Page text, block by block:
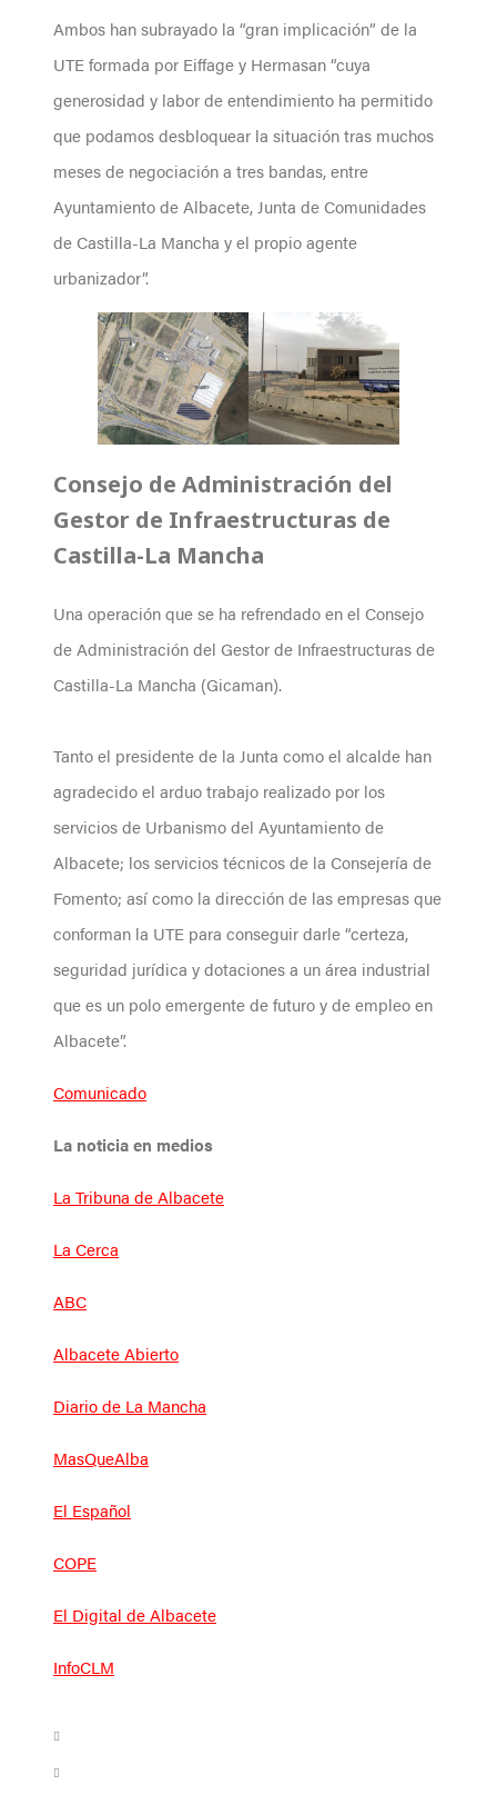
Ambos han subrayado la “gran implicación” de la
UTE formada por Eiffage y Hermasan “cuya
generosidad y labor de entendimiento ha permitido
que podamos desbloquear la situación tras muchos
meses de negociación a tres bandas, entre
Ayuntamiento de Albacete, Junta de Comunidades
de Castilla-La Mancha y el propio agente
urbanizador”.
Consejo de Administración del
Gestor de Infraestructuras de
Castilla-La Mancha
Una operación que se ha refrendado en el Consejo
de Administración del Gestor de Infraestructuras de
Castilla-La Mancha (Gicaman).
Tanto el presidente de la Junta como el alcalde han
agradecido el arduo trabajo realizado por los
servicios de Urbanismo del Ayuntamiento de
Albacete; los servicios técnicos de la Consejería de
Fomento; así como la dirección de las empresas que
conforman la UTE para conseguir darle “certeza,
seguridad jurídica y dotaciones a un área industrial
que es un polo emergente de futuro y de empleo en
Albacete”.
Comunicado
La noticia en medios
La Tribuna de Albacete
La Cerca
ABC
Albacete Abierto
Diario de La Mancha
MasQueAlba
El Español
COPE
El Digital de Albacete
InfoCLM